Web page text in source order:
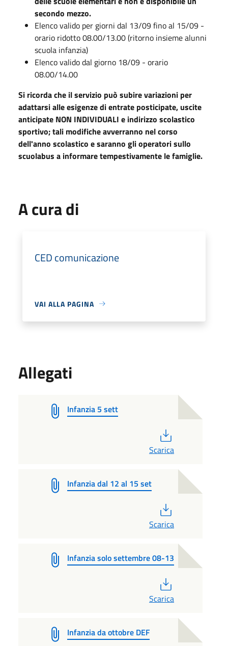
secondo mezzo.
Elenco valido per giorni dal 13/09 fino al 15/09 -
orario ridotto 08.00/13.00 (ritorno insieme alunni
scuola infanzia)
Elenco valido dal giorno 18/09 - orario
08.00/14.00
Si ricorda che il servizio può subire variazioni per
adattarsi alle esigenze di entrate posticipate, uscite
anticipate NON INDIVIDUALI e indirizzo scolastico
sportivo; tali modifiche avverranno nel corso
dell'anno scolastico e saranno gli operatori sullo
scuolabus a informare tempestivamente le famiglie.
A cura di
CED comunicazione
VAI ALLA PAGINA
Allegati
Infanzia 5 sett
Scarica
Infanzia dal 12 al 15 set
Scarica
Infanzia solo settembre 08-13
Scarica
Infanzia da ottobre DEF